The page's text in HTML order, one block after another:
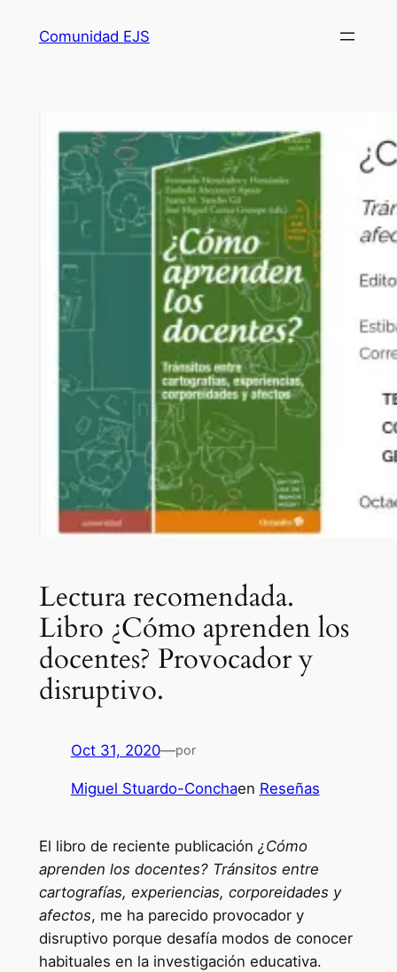
Comunidad EJS
Lectura recomendada.
Libro ¿Cómo aprenden los
docentes? Provocador y
disruptivo.
Oct 31, 2020—por
Miguel Stuardo-Conchaen Reseñas
El libro de reciente publicación ¿Cómo
aprenden los docentes? Tránsitos entre
cartografías, experiencias, corporeidades y
afectos, me ha parecido provocador y
disruptivo porque desafía modos de conocer
habituales en la investigación educativa.